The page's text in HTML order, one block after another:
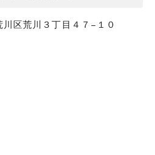
区荒川３丁目４７−１０